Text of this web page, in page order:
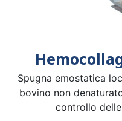
Spugna emostatica
bovino non
controllo